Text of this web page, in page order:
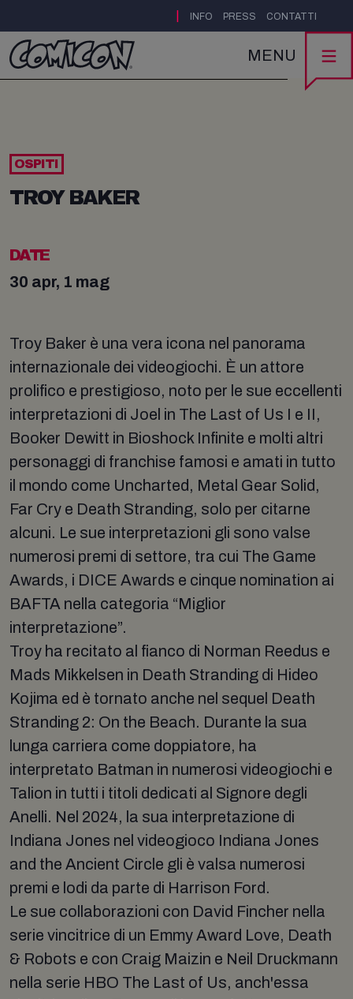
INFO PRESS CONTATTI
MENU
OSPITI
TROY BAKER
DATE
30 apr, 1 mag
Troy Baker è una vera icona nel panorama
internazionale dei videogiochi. È un attore
prolifico e prestigioso, noto per le sue eccellenti
interpretazioni di Joel in The Last of Us I e II,
Booker Dewitt in Bioshock Infinite e molti altri
personaggi di franchise famosi e amati in tutto
il mondo come Uncharted, Metal Gear Solid,
Far Cry e Death Stranding, solo per citarne
alcuni. Le sue interpretazioni gli sono valse
numerosi premi di settore, tra cui The Game
Awards, i DICE Awards e cinque nomination ai
BAFTA nella categoria “Miglior
interpretazione”.
Troy ha recitato al fianco di Norman Reedus e
Mads Mikkelsen in Death Stranding di Hideo
Kojima ed è tornato anche nel sequel Death
Stranding 2: On the Beach. Durante la sua
lunga carriera come doppiatore, ha
interpretato Batman in numerosi videogiochi e
Talion in tutti i titoli dedicati al Signore degli
Anelli. Nel 2024, la sua interpretazione di
Indiana Jones nel videogioco Indiana Jones
and the Ancient Circle gli è valsa numerosi
premi e lodi da parte di Harrison Ford.
Le sue collaborazioni con David Fincher nella
serie vincitrice di un Emmy Award Love, Death
& Robots e con Craig Maizin e Neil Druckmann
nella serie HBO The Last of Us, anch'essa